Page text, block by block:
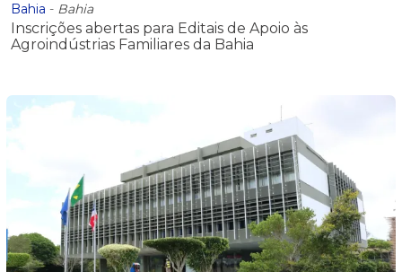
Bahia - Bahia
Inscrições abertas para Editais de Apoio às
Agroindústrias Familiares da Bahia